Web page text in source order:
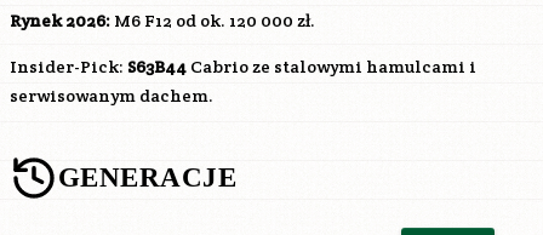
Rynek 2026: M6 F12 od ok. 120 000 zł.
Insider-Pick: S63B44 Cabrio ze stalowymi hamulcami i
serwisowanym dachem.
GENERACJE